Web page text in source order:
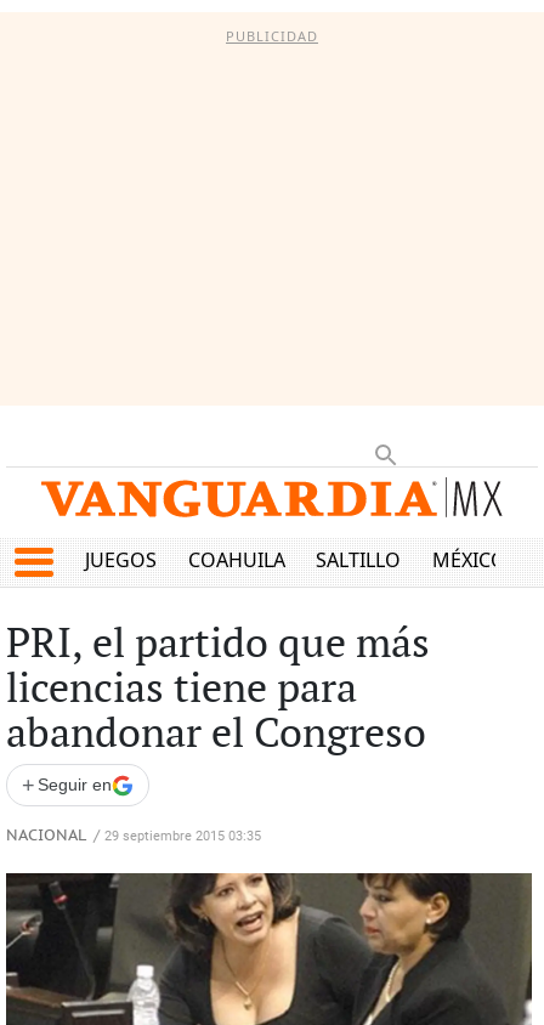
PUBLICIDAD
JUEGOS COAHUILA SALTILLO MÉXICO
PRI, el partido que más
licencias tiene para
abandonar el Congreso
+ Seguir en
NACIONAL / 29 septiembre 2015 03:35